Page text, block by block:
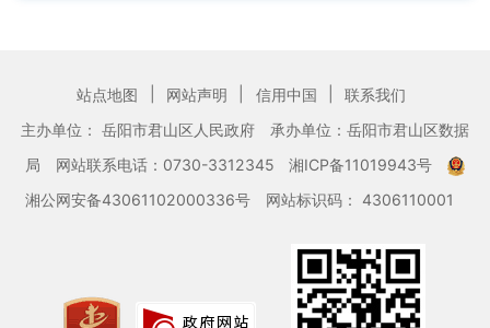
站点地图 网站声明 信用中国
联系我们
主办单位： 岳阳市君山区人民政府
承办单位：岳阳市君山区数据
局
网站联系电话：0730-3312345
湘ICP备11019943号
湘公网安备43061102000336号
网站标识码： 4306110001